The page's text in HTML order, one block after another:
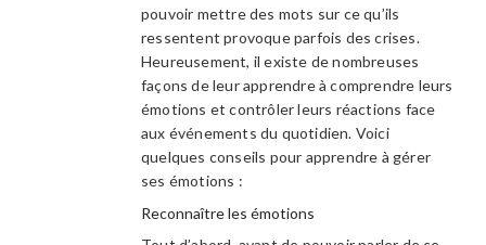
pouvoir mettre des mots sur ce qu’ils
ressentent provoque parfois des crises.
Heureusement, il existe de nombreuses
façons de leur apprendre à comprendre leurs
émotions et contrôler leurs réactions face
aux événements du quotidien. Voici
quelques conseils pour apprendre à gérer
ses émotions :
Reconnaître les émotions